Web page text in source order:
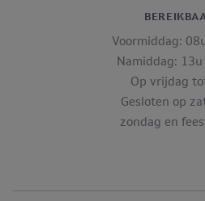
Voormiddag:
Namiddag:
Op vrijdag
Gesloten op
zondag en